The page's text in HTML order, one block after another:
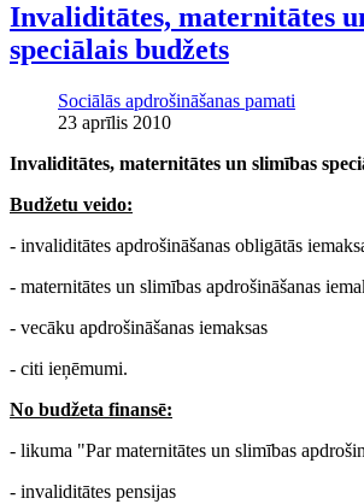
Invaliditātes, maternitātes
speciālais budžets
Sociālās apdrošināšanas pamati
23 aprīlis 2010
Invaliditātes, maternitātes un slimības
Budžetu veido:
- invaliditātes apdrošināšanas obligātās
- maternitātes un slimības apdrošināšanas
- vecāku apdrošināšanas iemaksas
- citi ieņēmumi.
No budžeta finansē:
- likuma "Par maternitātes un slimības
- invaliditātes pensijas